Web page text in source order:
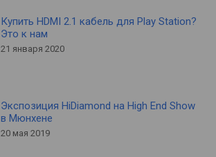
Купить HDMI 2.1 кабель для Play Station?
Это к нам
21 января 2020
Экспозиция HiDiamond на High End Show
в Мюнхене
20 мая 2019